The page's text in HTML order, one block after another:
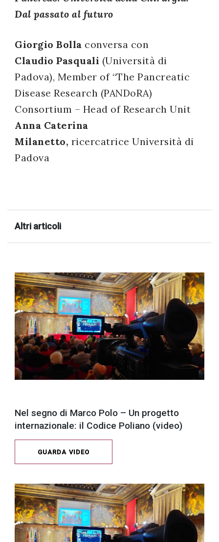
Dal passato al futuro
Giorgio Bolla conversa con
Claudio Pasquali (Università di
Padova), Member of “The Pancreatic
Disease Research (PANDoRA)
Consortium – Head of Research Unit
Anna Caterina
Milanetto, ricercatrice Università di
Padova
Altri articoli
Nel segno di Marco Polo – Un progetto
internazionale: il Codice Poliano (video)
GUARDA VIDEO
successo!